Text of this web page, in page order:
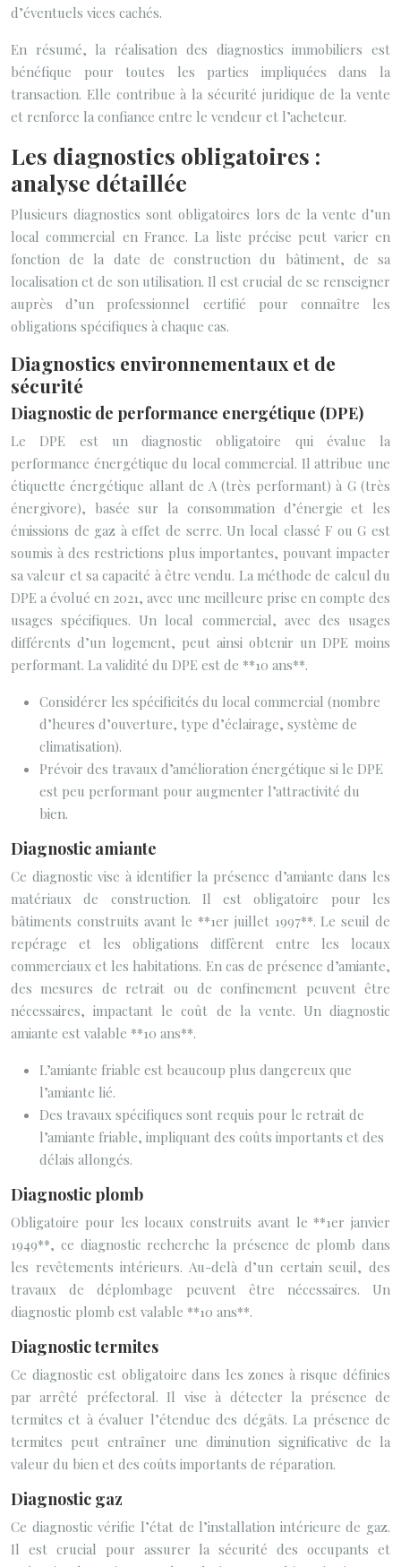
d’éventuels vices cachés.
En résumé, la réalisation des diagnostics immobiliers est
bénéfique pour toutes les parties impliquées dans la
transaction. Elle contribue à la sécurité juridique de la vente
et renforce la confiance entre le vendeur et l’acheteur.
Les diagnostics obligatoires :
analyse détaillée
Plusieurs diagnostics sont obligatoires lors de la vente d’un
local commercial en France. La liste précise peut varier en
fonction de la date de construction du bâtiment, de sa
localisation et de son utilisation. Il est crucial de se renseigner
auprès d’un professionnel certifié pour connaître les
obligations spécifiques à chaque cas.
Diagnostics environnementaux et de
sécurité
Diagnostic de performance energétique (DPE)
Le DPE est un diagnostic obligatoire qui évalue la
performance énergétique du local commercial. Il attribue une
étiquette énergétique allant de A (très performant) à G (très
énergivore), basée sur la consommation d’énergie et les
émissions de gaz à effet de serre. Un local classé F ou G est
soumis à des restrictions plus importantes, pouvant impacter
sa valeur et sa capacité à être vendu. La méthode de calcul du
DPE a évolué en 2021, avec une meilleure prise en compte des
usages spécifiques. Un local commercial, avec des usages
différents d’un logement, peut ainsi obtenir un DPE moins
performant. La validité du DPE est de **10 ans**.
Considérer les spécificités du local commercial (nombre
d’heures d’ouverture, type d’éclairage, système de
climatisation).
Prévoir des travaux d’amélioration énergétique si le DPE
est peu performant pour augmenter l’attractivité du
bien.
Diagnostic amiante
Ce diagnostic vise à identifier la présence d’amiante dans les
matériaux de construction. Il est obligatoire pour les
bâtiments construits avant le **1er juillet 1997**. Le seuil de
repérage et les obligations diffèrent entre les locaux
commerciaux et les habitations. En cas de présence d’amiante,
des mesures de retrait ou de confinement peuvent être
nécessaires, impactant le coût de la vente. Un diagnostic
amiante est valable **10 ans**.
L’amiante friable est beaucoup plus dangereux que
l’amiante lié.
Des travaux spécifiques sont requis pour le retrait de
l’amiante friable, impliquant des coûts importants et des
délais allongés.
Diagnostic plomb
Obligatoire pour les locaux construits avant le **1er janvier
1949**, ce diagnostic recherche la présence de plomb dans
les revêtements intérieurs. Au-delà d’un certain seuil, des
travaux de déplombage peuvent être nécessaires. Un
diagnostic plomb est valable **10 ans**.
Diagnostic termites
Ce diagnostic est obligatoire dans les zones à risque définies
par arrêté préfectoral. Il vise à détecter la présence de
termites et à évaluer l’étendue des dégâts. La présence de
termites peut entraîner une diminution significative de la
valeur du bien et des coûts importants de réparation.
Diagnostic gaz
Ce diagnostic vérifie l’état de l’installation intérieure de gaz.
Il est crucial pour assurer la sécurité des occupants et